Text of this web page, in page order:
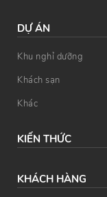
DỰ ÁN
Khu nghỉ dưỡng
Khách sạn
Khác
KIẾN THỨC
KHÁCH HÀNG